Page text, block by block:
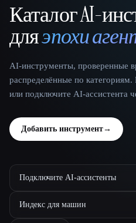
That AI Collection
Каталог AI-
дляэпохи
AI-инструменты, проверенные
распределённые по
или подключите AI-ассистента
Добавить инструмент→
Подключите AI-ассистенты
Индекс для машин